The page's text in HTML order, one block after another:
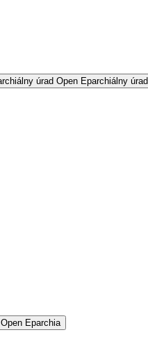
úrad Open Eparchiálny úrad
Open Eparchia